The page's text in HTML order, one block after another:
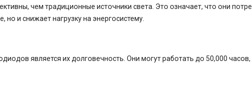
чем традиционные источники света. Это означает, что они
но и снижает нагрузку на энергосистему.
является их долговечность. Они могут работать до 50,000